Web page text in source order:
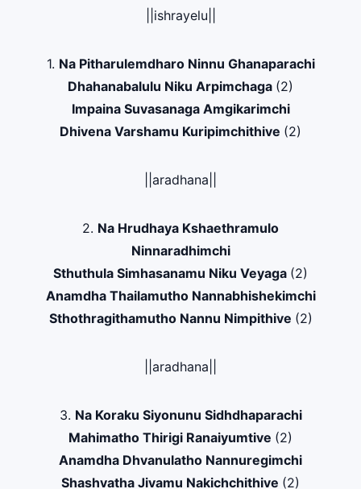
||ishrayelu||
1. Na Pitharulemdharo Ninnu Ghanaparachi
Dhahanabalulu Niku Arpimchaga (2)
Impaina Suvasanaga Amgikarimchi
Dhivena Varshamu Kuripimchithive (2)
||aradhana||
2. Na Hrudhaya Kshaethramulo
Ninnaradhimchi
Sthuthula Simhasanamu Niku Veyaga (2)
Anamdha Thailamutho Nannabhishekimchi
Sthothragithamutho Nannu Nimpithive (2)
||aradhana||
3. Na Koraku Siyonunu Sidhdhaparachi
Mahimatho Thirigi Ranaiyumtive (2)
Anamdha Dhvanulatho Nannuregimchi
Shashvatha Jivamu Nakichchithive (2)